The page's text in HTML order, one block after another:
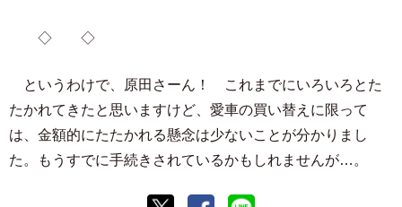
◇ ◇
というわけで、原田さーん！ これまでにいろいろとた
たかれてきたと思いますけど、愛車の買い替えに限って
は、金額的にたたかれる懸念は少ないことが分かりまし
た。もうすでに手続きされているかもしれませんが…。